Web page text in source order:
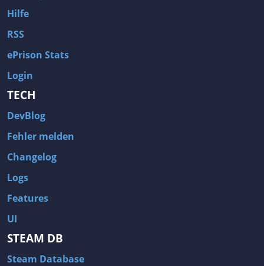
Hilfe
RSS
ePrison Stats
Login
TECH
DevBlog
Fehler melden
Changelog
Logs
Features
UI
STEAM DB
Steam Database